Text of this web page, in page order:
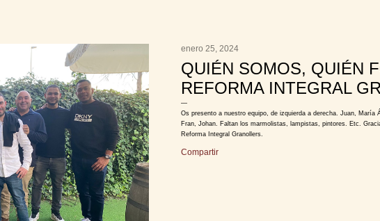
enero 25, 2024
QUIÉN SOMOS, QUIÉN
REFORMA INTEGRAL
Os presento a nuestro equipo, de izquierda a derecha. Juan, María
Fran, Johan. Faltan los marmolistas, lampistas, pintores. Etc.
Reforma Integral Granollers.
Compartir